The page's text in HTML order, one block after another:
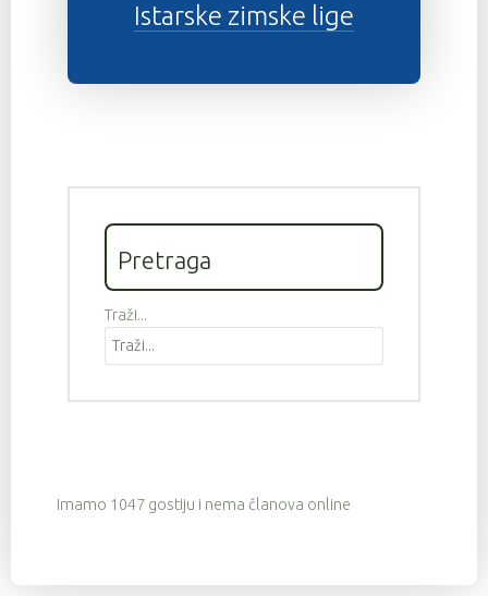
Istarske zimske lige
Pretraga
Traži...
Imamo 1047 gostiju i nema članova online